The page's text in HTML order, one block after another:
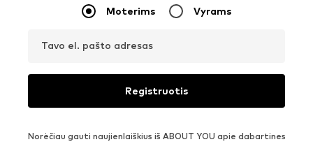
Moterims Vyrams
Tavo el. pašto adresas
Registruotis
Norėčiau gauti naujienlaiškius iš ABOUT YOU apie dabartines